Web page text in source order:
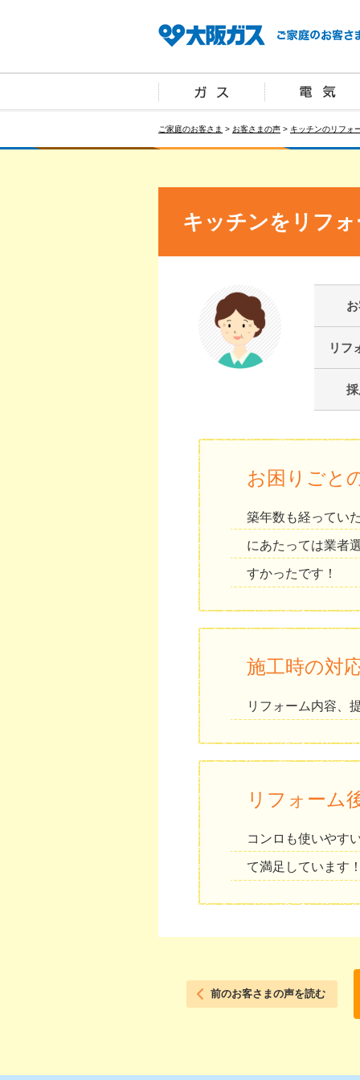
ご家庭のお客さま > お客さまの声 > キッチンのリフォ
キッチンをリフ
リフ
お困りごと
築年数も経ってい
にあたっては業者
すかったです！
施工時の対
リフォーム内容、
リフォーム
コンロも使いやす
て満足しています
前のお客さまの声を読む